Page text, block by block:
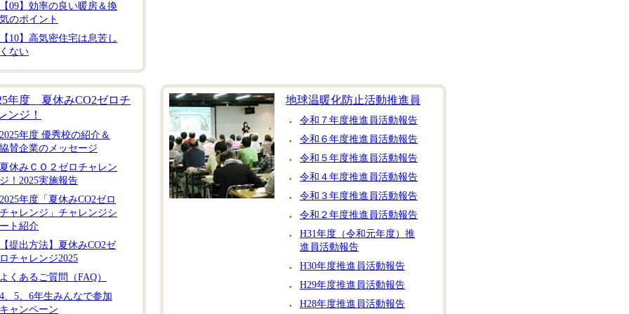
【09】効率の良い暖房＆換
気のポイント
【10】高気密住宅は息苦し
くない
年度 夏休みCO2ゼロチ
ンジ！
2025年度 優秀校の紹介＆
協賛企業のメッセージ
夏休みＣＯ２ゼロチャレン
ジ！2025実施報告
2025年度「夏休みCO2ゼロ
チャレンジ」チャレンジシ
ート紹介
【提出方法】夏休みCO2ゼ
ロチャレンジ2025
よくあるご質問（FAQ）
4、5、6年生みんなで参加
キャンペーン
地球温暖化防止活動推進員
令和７年度推進員活動報告
令和６年度推進員活動報告
令和５年度推進員活動報告
令和４年度推進員活動報告
令和３年度推進員活動報告
令和２年度推進員活動報告
H31年度（令和元年度）推
進員活動報告
H30年度推進員活動報告
H29年度推進員活動報告
H28年度推進員活動報告